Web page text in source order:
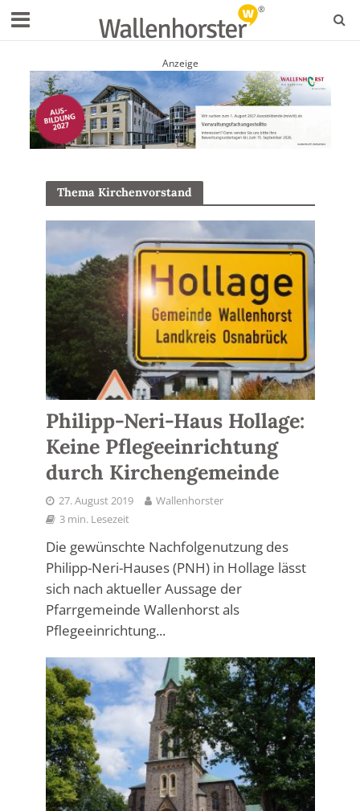
Anzeige
Thema Kirchenvorstand
Philipp-Neri-Haus Hollage:
Keine Pflegeeinrichtung
durch Kirchengemeinde
27. August 2019
Wallenhorster
3 min. Lesezeit
Die gewünschte Nachfolgenutzung des
Philipp-Neri-Hauses (PNH) in Hollage lässt
sich nach aktueller Aussage der
Pfarrgemeinde Wallenhorst als
Pflegeeinrichtung...